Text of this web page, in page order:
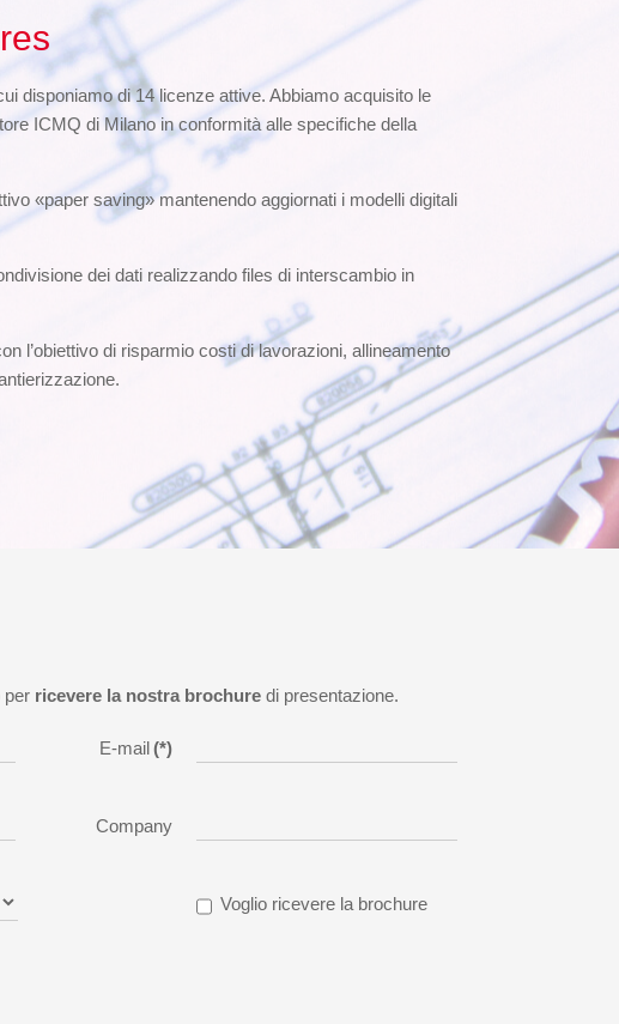
disponiamo di 14 licenze attive. Abbiamo acquisito le
ICMQ di Milano in conformità alle specifiche della
«paper saving» mantenendo aggiornati i modelli digitali
dei dati realizzando files di interscambio in
l’obiettivo di risparmio costi di lavorazioni, allineamento
per ricevere la nostra brochuredi presentazione.
E-mail (*)
Company
Voglio ricevere la brochure